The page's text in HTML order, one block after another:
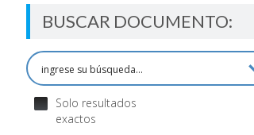
BUSCAR DOCUMENTO:
Solo resultados
exactos